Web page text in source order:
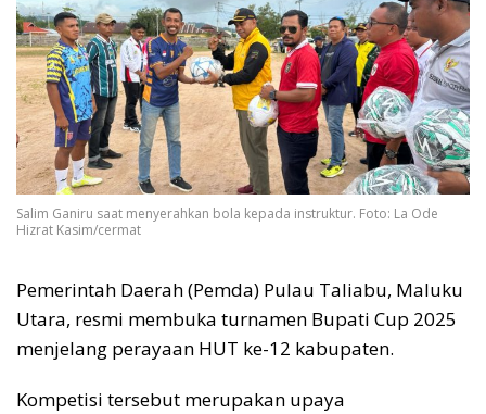
Salim Ganiru saat menyerahkan bola kepada instruktur. Foto: La Ode
Hizrat Kasim/cermat
Pemerintah Daerah (Pemda) Pulau Taliabu, Maluku
Utara, resmi membuka turnamen Bupati Cup 2025
menjelang perayaan HUT ke-12 kabupaten.
Kompetisi tersebut merupakan upaya